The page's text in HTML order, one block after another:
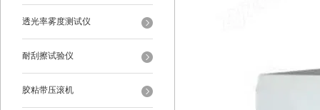
透光率雾度测试仪
耐刮擦试验仪
胶粘带压滚机